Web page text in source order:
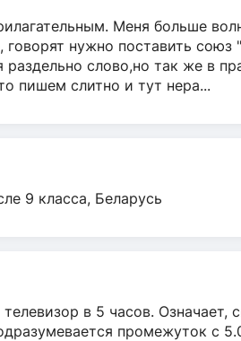
Меня больше
нужно поставить союз
слово,но так же в
пишем слитно и тут нера...
9 класса, Беларусь
в 5 часов. Означает,
промежуток с